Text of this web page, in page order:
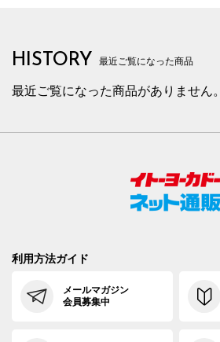
HISTORY 最近ご覧になった商品
最近ご覧になった商品がありません。
利用方法ガイド
メールマガジン
会員募集中